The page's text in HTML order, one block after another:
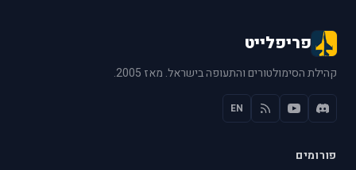
פריפלייט
קהילת הסימולטורים והתעופה בישראל. מאז 2005.
EN
פורומים